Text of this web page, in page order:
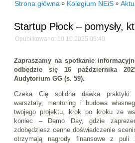
Strona główna » Kolegium NEiS »
Startup Płock – pomysły,
Opublikowano: 10.10.2025 09:40
Zapraszamy na spotkanie
odbędzie się 16 października
Audytorium GG (s. 59).
Czeka Cię solidna dawka praktyki:
warsztaty, mentoring i budowa
twojego projektu, krok po kroku ze
koniec – Demo Day, gdzie
zdobędziesz cenne doświadczenie
otrzymają nagrody finansowe z